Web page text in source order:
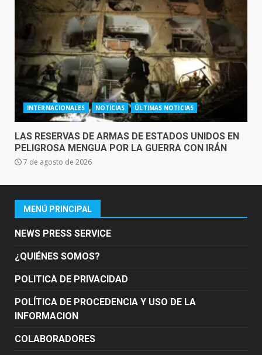
INTERNACIONALES NOTICIAS ÚLTIMAS NOTICIAS
LAS RESERVAS DE ARMAS DE ESTADOS UNIDOS EN
PELIGROSA MENGUA POR LA GUERRA CON IRÁN
7 de agosto de 2026
MENÚ PRINCIPAL
NEWS PRESS SERVICE
¿QUIÉNES SOMOS?
POLITICA DE PRIVACIDAD
POLÍTICA DE PROCEDENCIA Y USO DE LA
INFORMACION
COLABORADORES